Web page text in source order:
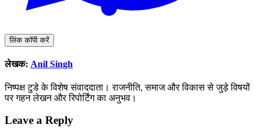
लिंक कॉपी करें
लेखक: Anil Singh
निष्पक्ष टुडे के विशेष संवाददाता। राजनीति, समाज और विकास से जुड़े विषयों
पर गहन लेखन और रिपोर्टिंग का अनुभव।
Leave a Reply